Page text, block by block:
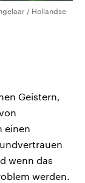
/ Hollandse
Geistern,
einen
wenn das
werden.